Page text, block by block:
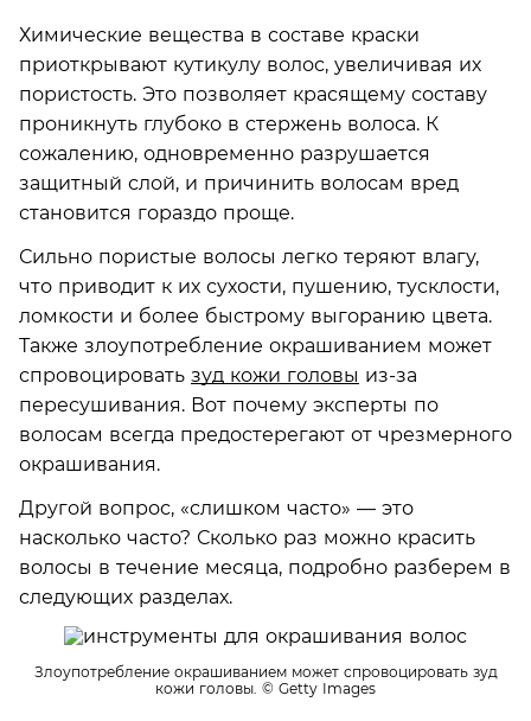
Химические вещества в составе краски
приоткрывают кутикулу волос, увеличивая их
пористость. Это позволяет красящему составу
проникнуть глубоко в стержень волоса. К
сожалению, одновременно разрушается
защитный слой, и причинить волосам вред
становится гораздо проще.
Сильно пористые волосы легко теряют влагу,
что приводит к их сухости, пушению, тусклости,
ломкости и более быстрому выгоранию цвета.
Также злоупотребление окрашиванием может
спровоцировать зуд кожи головы из-за
пересушивания. Вот почему эксперты по
волосам всегда предостерегают от чрезмерного
окрашивания.
Другой вопрос, «слишком часто» — это
насколько часто? Сколько раз можно красить
волосы в течение месяца, подробно разберем в
следующих разделах.
Злоупотребление окрашиванием может спровоцировать зуд
кожи головы. © Getty Images